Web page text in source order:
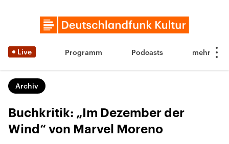
Live Programm Podcasts
Archiv
Buchkritik: „Im Dezember der
Wind“ von Marvel Moreno